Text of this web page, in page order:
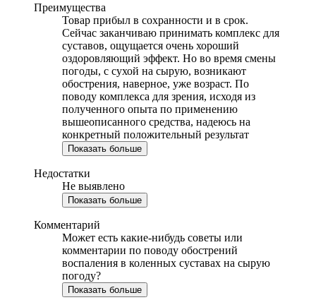
Преимущества
Товар прибыл в сохранности и в срок.
Сейчас заканчиваю принимать комплекс для
суставов, ощущается очень хороший
оздоровляющий эффект. Но во время смены
погоды, с сухой на сырую, возникают
обострения, наверное, уже возраст. По
поводу комплекса для зрения, исходя из
полученного опыта по применению
вышеописанного средства, надеюсь на
конкретный положительный результат
Показать больше
Недостатки
Не выявлено
Показать больше
Комментарий
Может есть какие-нибудь советы или
комментарии по поводу обострений
воспаления в коленных суставах на сырую
погоду?
Показать больше